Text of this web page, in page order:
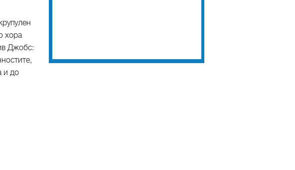
хора
Джобс:
и до